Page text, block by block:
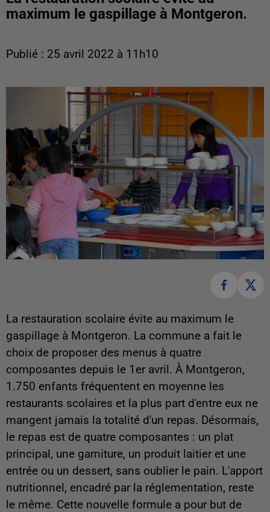
maximum le gaspillage à Montgeron.
Publié : 25 avril 2022 à 11h10
La restauration scolaire évite au maximum le
gaspillage à Montgeron. La commune a fait le
choix de proposer des menus à quatre
composantes depuis le 1er avril. À Montgeron,
1.750 enfants fréquentent en moyenne les
restaurants scolaires et la plus part d'entre eux ne
mangent jamais la totalité d'un repas. Désormais,
le repas est de quatre composantes : un plat
principal, une garniture, un produit laitier et une
entrée ou un dessert, sans oublier le pain. L'apport
nutritionnel, encadré par la réglementation, reste
le même. Cette nouvelle formule a pour but de